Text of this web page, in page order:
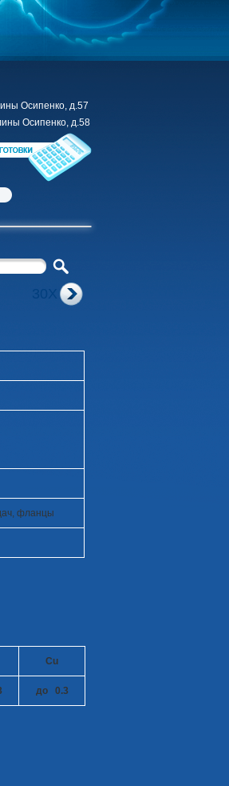
Осипенко, д.57
Осипенко, д.58
30Х
фланцы
Cu
до 0.3